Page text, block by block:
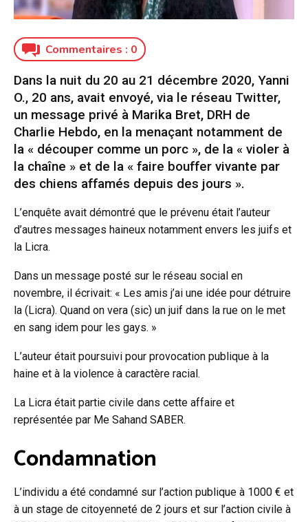
Commentaires : 0
Dans la nuit du 20 au 21 décembre 2020, Yanni
O., 20 ans, avait envoyé, via le réseau Twitter,
un message privé à Marika Bret, DRH de
Charlie Hebdo, en la menaçant notamment de
la « découper comme un porc », de la « violer à
la chaîne » et de la « faire bouffer vivante par
des chiens affamés depuis des jours ».
L’enquête avait démontré que le prévenu était l’auteur
d’autres messages haineux notamment envers les juifs et
la Licra.
Dans un message posté sur le réseau social en
novembre, il écrivait: « Les amis j’ai une idée pour détruire
la (Licra). Quand on vera (sic) un juif dans la rue on le met
en sang idem pour les gays. »
L’auteur était poursuivi pour provocation publique à la
haine et à la violence à caractère racial.
La Licra était partie civile dans cette affaire et
représentée par Me Sahand SABER.
Condamnation
L’individu a été condamné sur l’action publique à 1000 € et
à un stage de citoyenneté de 2 jours et sur l’action civile à